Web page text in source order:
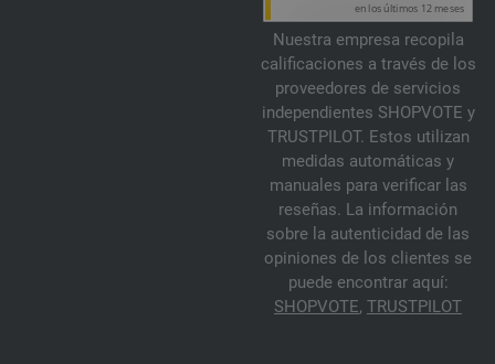
Nuestra empresa recopila
calificaciones a través de los
proveedores de servicios
independientes SHOPVOTE y
TRUSTPILOT. Estos utilizan
medidas automáticas y
manuales para verificar las
reseñas. La información
sobre la autenticidad de las
opiniones de los clientes se
puede encontrar aquí:
SHOPVOTE, TRUSTPILOT